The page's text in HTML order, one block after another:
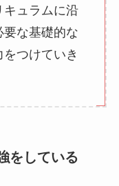
キュラムに沿
要な基礎的な
つけていき
をしている